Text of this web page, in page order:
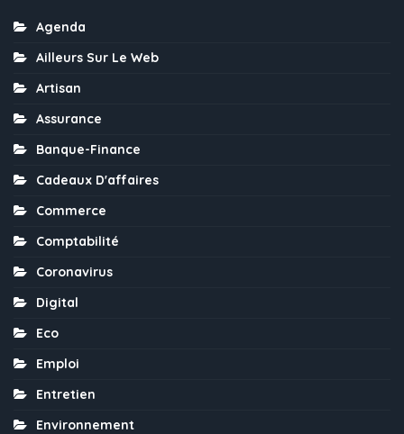
Agenda
Ailleurs Sur Le Web
Artisan
Assurance
Banque-Finance
Cadeaux D'affaires
Commerce
Comptabilité
Coronavirus
Digital
Eco
Emploi
Entretien
Environnement